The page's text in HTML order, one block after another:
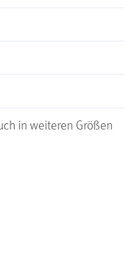
in weiteren Größen